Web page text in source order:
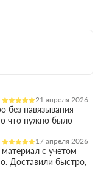
21 апреля 2026
без навязывания
что нужно было
17 апреля 2026
с учетом
Доставили быстро,